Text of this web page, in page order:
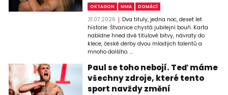
OKTAGON MMA DOMÁCÍ
31.07.2026
Dva tituly, jedna noc, deset let
historie. Štvanice chystá jubilejní bouři. Karta
nabídne hned dvě titulové bitvy, návraty do
klece, české derby dvou mladých talentů a
mnoho dalšího. ...
Paul se toho nebojí. Teď máme
všechny zdroje, které tento
sport navždy změní